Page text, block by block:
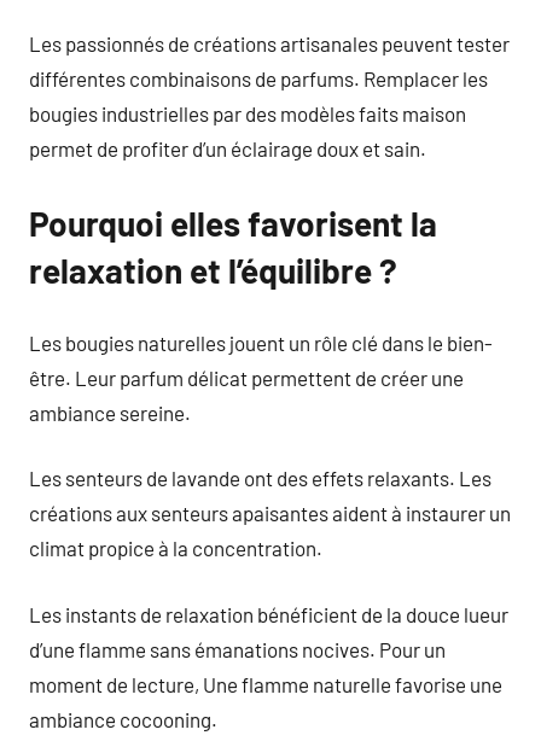
Les passionnés de créations artisanales peuvent tester
différentes combinaisons de parfums. Remplacer les
bougies industrielles par des modèles faits maison
permet de profiter d’un éclairage doux et sain.
Pourquoi elles favorisent la
relaxation et l’équilibre ?
Les bougies naturelles jouent un rôle clé dans le bien-
être. Leur parfum délicat permettent de créer une
ambiance sereine.
Les senteurs de lavande ont des effets relaxants. Les
créations aux senteurs apaisantes aident à instaurer un
climat propice à la concentration.
Les instants de relaxation bénéficient de la douce lueur
d’une flamme sans émanations nocives. Pour un
moment de lecture, Une flamme naturelle favorise une
ambiance cocooning.